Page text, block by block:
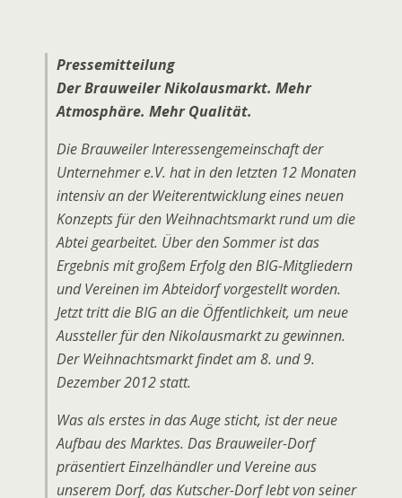
Pressemitteilung
Der Brauweiler Nikolausmarkt. Mehr
Atmosphäre. Mehr Qualität.
Die Brauweiler Interessengemeinschaft der
Unternehmer e.V. hat in den letzten 12 Monaten
intensiv an der Weiterentwicklung eines neuen
Konzepts für den Weihnachtsmarkt rund um die
Abtei gearbeitet. Über den Sommer ist das
Ergebnis mit großem Erfolg den BIG-Mitgliedern
und Vereinen im Abteidorf vorgestellt worden.
Jetzt tritt die BIG an die Öffentlichkeit, um neue
Aussteller für den Nikolausmarkt zu gewinnen.
Der Weihnachtsmarkt findet am 8. und 9.
Dezember 2012 statt.
Was als erstes in das Auge sticht, ist der neue
Aufbau des Marktes. Das Brauweiler-Dorf
präsentiert Einzelhändler und Vereine aus
unserem Dorf, das Kutscher-Dorf lebt von seiner